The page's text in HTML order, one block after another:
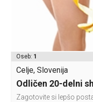
Oseb: 1
Celje, Slovenija
Odličen 20-delni
Zagotovite si lepšo